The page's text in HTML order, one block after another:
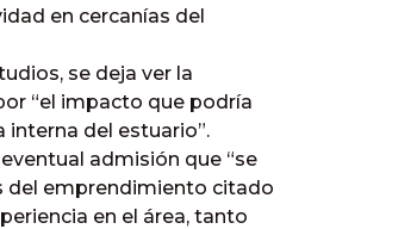
en cercanías del
se deja ver la
“el impacto que podría
interna del estuario”.
admisión que “se
del emprendimiento citado
en el área, tanto